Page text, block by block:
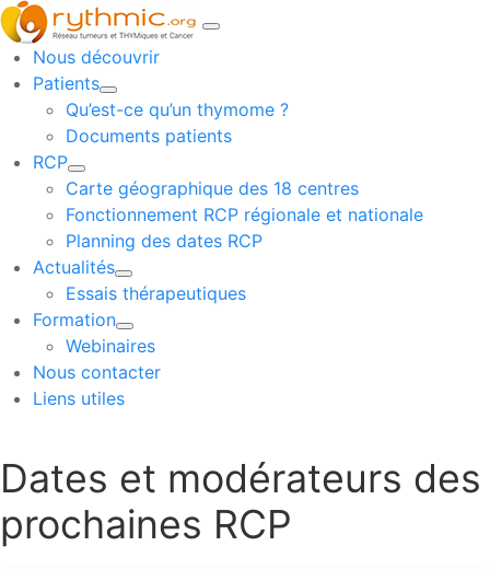
Nous découvrir
Patients
Qu’est-ce qu’un thymome ?
Documents patients
RCP
Carte géographique des 18 centres
Fonctionnement RCP régionale et nationale
Planning des dates RCP
Actualités
Essais thérapeutiques
Formation
Webinaires
Nous contacter
Liens utiles
Dates et modérateurs des
prochaines RCP